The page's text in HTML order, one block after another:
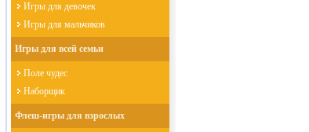
Игры для девочек
Игры для мальчиков
Игры для всей семьи
Поле чудес
Наборщик
Флеш-игры для взрослых